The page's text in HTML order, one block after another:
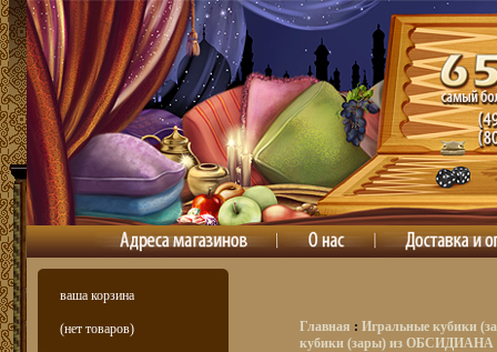
ваша корзина
(нет товаров) Главная : Игральные кубики
кубики (зары) из ОБСИДИАНА